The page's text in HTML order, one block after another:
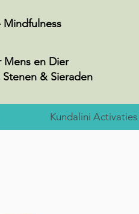
Mindfulness
Mens en Dier
& Sieraden
Kundalini Activaties